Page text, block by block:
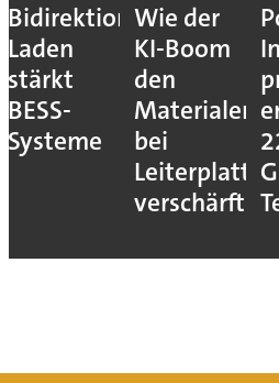
Bidirektionales
Laden
stärkt
BESS-
Systeme
Wie der
KI-Boom
den
bei
Leiterplatten
verschärft